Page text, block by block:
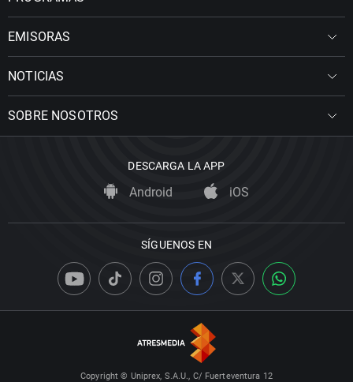
EMISORAS
NOTICIAS
SOBRE NOSOTROS
DESCARGA LA APP
Android iOS
SÍGUENOS EN
Copyright © Uniprex, S.A.U., C/ Fuerteventura 12